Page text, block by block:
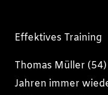
Effektives Training
Thomas Müller
Jahren immer